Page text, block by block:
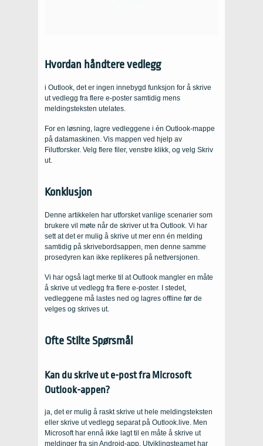
Hvordan håndtere vedlegg
i Outlook, det er ingen innebygd funksjon for å skrive
ut vedlegg fra flere e-poster samtidig mens
meldingsteksten utelates.
For en løsning, lagre vedleggene i én Outlook-mappe
på datamaskinen. Vis mappen ved hjelp av
Filutforsker. Velg flere filer, venstre klikk, og velg Skriv
ut.
Konklusjon
Denne artikkelen har utforsket vanlige scenarier som
brukere vil møte når de skriver ut fra Outlook. Vi har
sett at det er mulig å skrive ut mer enn én melding
samtidig på skrivebordsappen, men denne samme
prosedyren kan ikke replikeres på nettversjonen.
Vi har også lagt merke til at Outlook mangler en måte
å skrive ut vedlegg fra flere e-poster. I stedet,
vedleggene må lastes ned og lagres offline før de
velges og skrives ut.
Ofte Stilte Spørsmål
Kan du skrive ut e-post fra Microsoft
Outlook-appen?
ja, det er mulig å raskt skrive ut hele meldingsteksten
eller skrive ut vedlegg separat på Outlook.live. Men
Microsoft har ennå ikke lagt til en måte å skrive ut
meldinger fra sin Android-app. Utviklingsteamet har